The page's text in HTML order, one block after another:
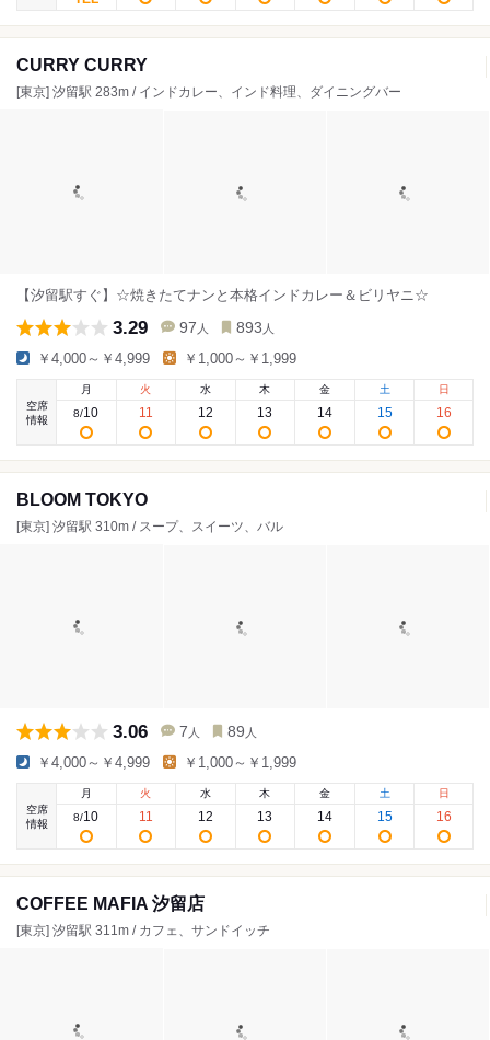
CURRY CURRY
[東京] 汐留駅 283m / インドカレー、インド料理、ダイニングバー
【汐留駅すぐ】☆焼きたてナンと本格インドカレー＆ビリヤニ☆
3.29 97 人 893 人
￥4,000～￥4,999 ￥1,000～￥1,999
空席
情報
月
8/10
火
11
水
12
木
13
金
14
土
15
日
16
BLOOM TOKYO
[東京] 汐留駅 310m / スープ、スイーツ、バル
3.06 7 人 89 人
￥4,000～￥4,999 ￥1,000～￥1,999
空席
情報
月
8/10
火
11
水
12
木
13
金
14
土
15
日
16
COFFEE MAFIA 汐留店
[東京] 汐留駅 311m / カフェ、サンドイッチ